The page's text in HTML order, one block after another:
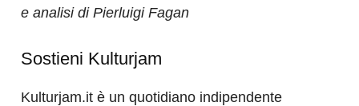
e analisi di Pierluigi Fagan
Sostieni Kulturjam
Kulturjam.it è un quotidiano indipendente